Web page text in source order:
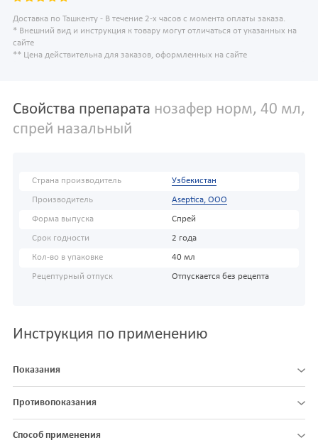
Доставка по Ташкенту - В течение 2-х часов с момента оплаты заказа.
* Внешний вид и инструкция к товару могут отличаться от указанных на
сайте
** Цена действительна для заказов, оформленных на сайте
Свойства препарата нозафер норм, 40 мл,
спрей назальный
Страна производитель Узбекистан
Производитель Aseptica, ООО
Форма выпуска Спрей
Срок годности 2 года
Кол-во в упаковке 40 мл
Рецептурный отпуск Отпускается без рецепта
Инструкция по применению
Показания
Противопоказания
Способ применения